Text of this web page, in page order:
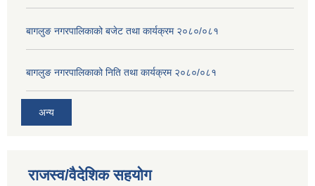
बागलुङ नगरपालिकाको बजेट तथा कार्यक्रम २०८०/०८१
बागलुङ नगरपालिकाको निति तथा कार्यक्रम २०८०/०८१
अन्य
राजस्व/वैदेशिक सहयोग